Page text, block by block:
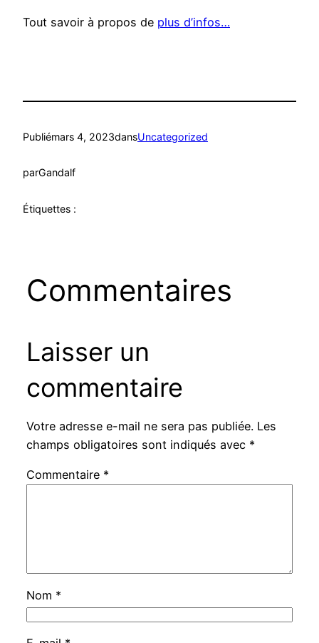
Tout savoir à propos de plus d’infos…
Publiémars 4, 2023dansUncategorized
parGandalf
Étiquettes :
Commentaires
Laisser un
commentaire
Votre adresse e-mail ne sera pas publiée. Les
champs obligatoires sont indiqués avec *
Commentaire *
Nom *